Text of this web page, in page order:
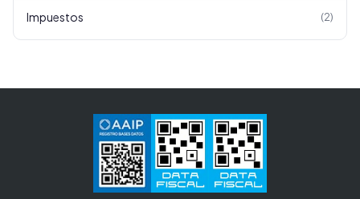
Impuestos (2)